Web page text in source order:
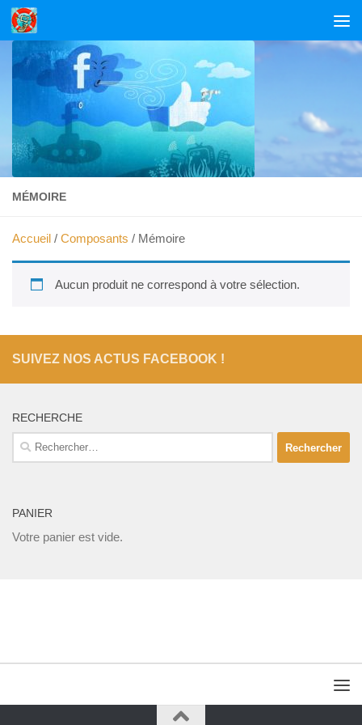
Skip to content
MÉMOIRE
Accueil / Composants / Mémoire
Aucun produit ne correspond à votre sélection.
SUIVEZ NOS ACTUS FACEBOOK !
RECHERCHE
Rechercher :
PANIER
Votre panier est vide.